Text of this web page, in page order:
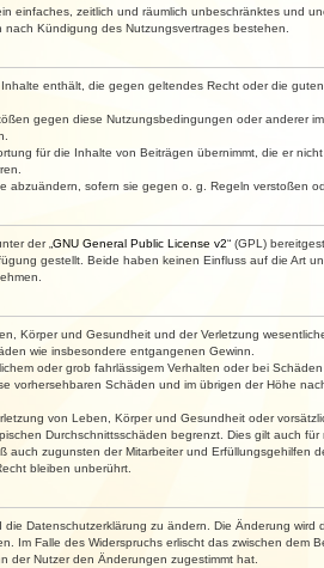
einfaches, zeitlich und räumlich unbeschränktes und
Kündigung des Nutzungsvertrages bestehen.
enthält, die gegen geltendes Recht oder die
gegen diese Nutzungsbedingungen oder
für die Inhalte von Beiträgen übernimmt, die er
abzuändern, sofern sie gegen o. g. Regeln verstoßen
der „ GNU General Public License v2“ (GPL)
gestellt. Beide haben keinen Einfluss auf die Art
Körper und Gesundheit und der Verletzung
wie insbesondere entgangenen Gewinn.
oder grob fahrlässigem Verhalten oder bei
vorhersehbaren Schäden und im übrigen der Höhe
von Leben, Körper und Gesundheit oder
Durchschnittsschäden begrenzt. Dies gilt auch
zugunsten der Mitarbeiter und Erfüllungsgehilfen
bleiben unberührt.
Datenschutzerklärung zu ändern. Die Änderung wird
Im Falle des Widerspruchs erlischt das zwischen dem
der Nutzer den Änderungen zugestimmt hat.